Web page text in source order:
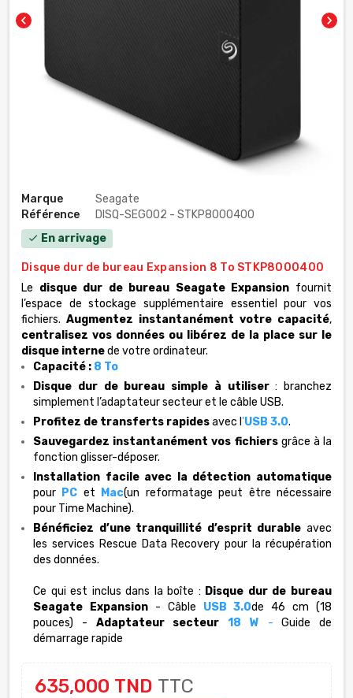
chevron_left chevron_right
Marque
Seagate
Référence
DISQ-SEG002 - STKP8000400
check En arrivage
Disque dur de bureau Expansion 8 To STKP8000400
Le disque dur de bureau Seagate Expansion fournit
l’espace de stockage supplémentaire essentiel pour vos
fichiers. Augmentez instantanément votre capacité,
centralisez vos données ou libérez de la place sur le
disque internede votre ordinateur.
Capacité : 8 To
Disque dur de bureau simple à utiliser: branchez
simplement l’adaptateur secteur et le câble USB.
Profitez de transferts rapidesavec l 'USB 3.0.
Sauvegardez instantanément vos fichiersgrâce à la
fonction glisser-déposer.
Installation facile avec la détection automatique
pour PC et Mac(un reformatage peut être nécessaire
pour Time Machine).
Bénéficiez d’une tranquillité d’esprit durable avec
les services Rescue Data Recovery pour la récupération
des données.
Ce qui est inclus dans la boîte : Disque dur de bureau
Seagate Expansion- Câble USB 3.0de 46 cm (18
pouces) - Adaptateur secteur 18 W - Guide de
démarrage rapide
635,000 TND TTC